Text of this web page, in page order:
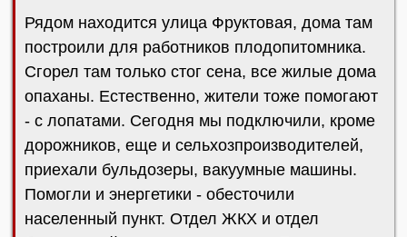
Рядом находится улица Фруктовая, дома там
построили для работников плодопитомника.
Сгорел там только стог сена, все жилые дома
опаханы. Естественно, жители тоже помогают
- с лопатами. Сегодня мы подключили, кроме
дорожников, еще и сельхозпроизводителей,
приехали бульдозеры, вакуумные машины.
Помогли и энергетики - обесточили
населенный пункт. Отдел ЖКХ и отдел